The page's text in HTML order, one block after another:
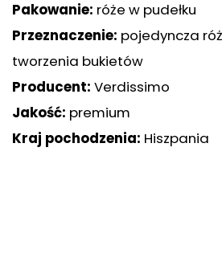
Pakowanie: róże w pudełku
Przeznaczenie: pojedyncza
tworzenia bukietów
Producent: Verdissimo
Jakość: premium
Kraj pochodzenia: Hiszpania